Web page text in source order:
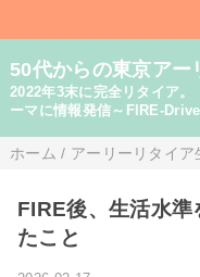
50代からの東京アー
2022年3末に完全リタイア
ーマに情報発信～FIRE-
ホーム / アーリーリタイア
FIRE後、生活水準
たこと